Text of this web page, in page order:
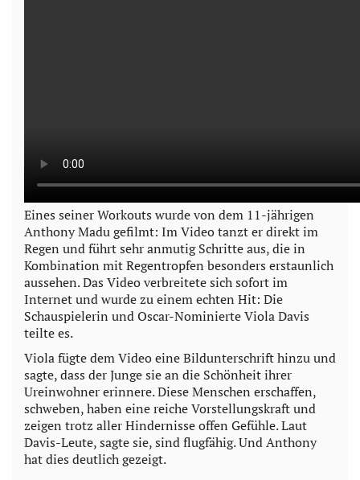
Eines seiner Workouts wurde von dem 11-jährigen
Anthony Madu gefilmt: Im Video tanzt er direkt im
Regen und führt sehr anmutig Schritte aus, die in
Kombination mit Regentropfen besonders erstaunlich
aussehen. Das Video verbreitete sich sofort im
Internet und wurde zu einem echten Hit: Die
Schauspielerin und Oscar-Nominierte Viola Davis
teilte es.
Viola fügte dem Video eine Bildunterschrift hinzu und
sagte, dass der Junge sie an die Schönheit ihrer
Ureinwohner erinnere. Diese Menschen erschaffen,
schweben, haben eine reiche Vorstellungskraft und
zeigen trotz aller Hindernisse offen Gefühle. Laut
Davis-Leute, sagte sie, sind flugfähig. Und Anthony
hat dies deutlich gezeigt.